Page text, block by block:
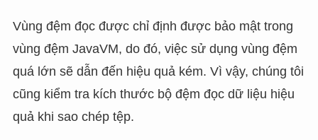
Vùng đệm đọc được chỉ định được bảo mật trong
vùng đệm JavaVM, do đó, việc sử dụng vùng đệm
quá lớn sẽ dẫn đến hiệu quả kém. Vì vậy, chúng tôi
cũng kiểm tra kích thước bộ đệm đọc dữ liệu hiệu
quả khi sao chép tệp.